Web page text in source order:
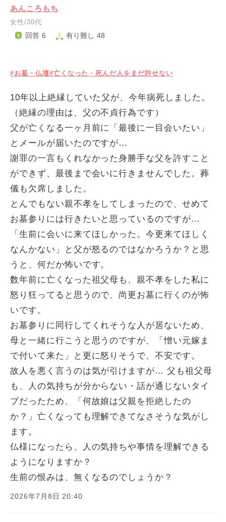
あんころもち
女性/30代
回答 6 有り難し 48
#お墓・仏壇#亡くなった・死んだ人をまだ許せない
10年以上絶縁していた父が、今年病死しました。
（絶縁の理由は、父の不貞行為です）
父が亡くなる一ヶ月前に「最後に一目会いたい」
とメールが届いたのですが…
謝罪の一言もくれなかった身勝手な父を許すこと
ができず、最後まで会いに行きませんでした。葬
儀も欠席しました。
とんでもない親不孝をしてしまったので、せめて
お墓参りには行きたいと思っているのですが…
「生前に会いに来てほしかった。今更来てほしく
なんかない」と父が怒るのではなかろうか？と思
うと、何だか怖いです。
数年前に亡くなった祖父母も、親不孝をした私に
怒り狂ってると思うので、尚更お墓に行くのが怖
いです。
お墓参りに同行してくれそうな人が居ないため、
母と一緒に行こうと思うのですが、「憎い元嫁ま
で付いて来た」と更に怒りそうで、不安です。
故人を悪く言うのは気が引けますが… 父も祖父母
も、人の気持ちが分からない・話が通じないタイ
プだったため、「何故娘は父親を拒絶したの
か？」亡くなっても理解できてなさそうな気がし
ます。
仏様になったら、人の気持ちや事情を理解できる
ようになりますか？
生前の恨みは、無くなるのでしょうか？
2026年7月8日 20:40